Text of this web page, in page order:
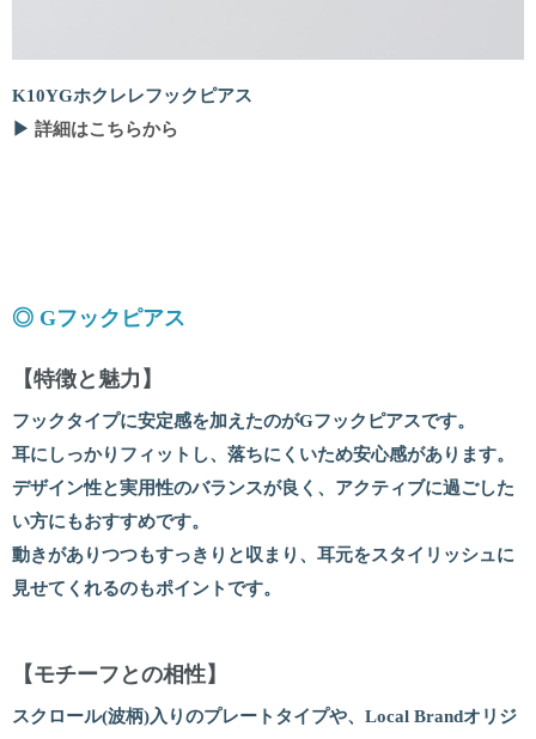
K10YGホクレレフックピアス
▶ 詳細はこちらから
◎ Gフックピアス
【特徴と魅力】
フックタイプに安定感を加えたのがGフックピアスです。
耳にしっかりフィットし、落ちにくいため安心感があります。
デザイン性と実用性のバランスが良く、アクティブに過ごした
い方にもおすすめです。
動きがありつつもすっきりと収まり、耳元をスタイリッシュに
見せてくれるのもポイントです。
【モチーフとの相性】
スクロール(波柄)入りのプレートタイプや、Local Brandオリジ